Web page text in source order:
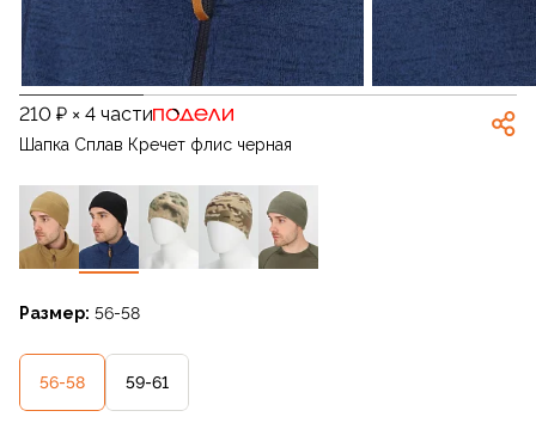
210 ₽ × 4 части
Шапка Сплав Кречет флис черная
Размер: 56-58
56-58 59-61